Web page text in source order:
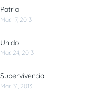
Patria
Mar. 17, 2013
Unido
Mar. 24, 2013
Supervivencia
Mar. 31, 2013